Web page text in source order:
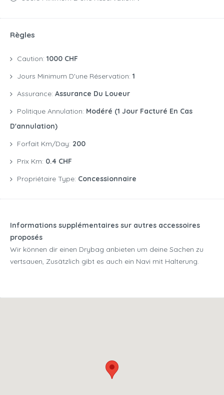
Règles
Caution: 1000 CHF
Jours Minimum D'une Réservation: 1
Assurance: Assurance Du Loueur
Politique Annulation: Modéré (1 Jour Facturé En Cas
D'annulation)
Forfait Km/day: 200
Prix Km: 0.4 CHF
Propriétaire Type: Concessionnaire
Informations supplémentaires sur autres accessoires
proposés
Wir können dir einen Drybag anbieten um deine Sachen zu
vertsauen, Zusätzlich gibt es auch ein Navi mit Halterung.